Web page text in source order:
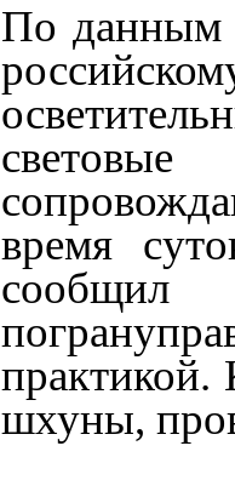
По данным
время
практикой.
шхуны,